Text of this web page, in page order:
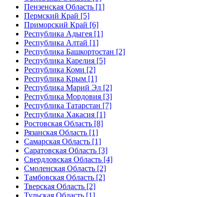
Пензенская Область [1]
Пермский Край [5]
Приморский Край [6]
Республика Адыгея [1]
Республика Алтай [1]
Республика Башкортостан [2]
Республика Карелия [5]
Республика Коми [2]
Республика Крым [1]
Республика Марий Эл [2]
Республика Мордовия [3]
Республика Татарстан [7]
Республика Хакасия [1]
Ростовская Область [8]
Рязанская Область [1]
Самарская Область [1]
Саратовская Область [3]
Свердловская Область [4]
Смоленская Область [2]
Тамбовская Область [2]
Тверская Область [2]
Тульская Область [1]